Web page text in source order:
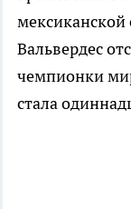
мексиканской
Вальвердес
чемпионки
стала